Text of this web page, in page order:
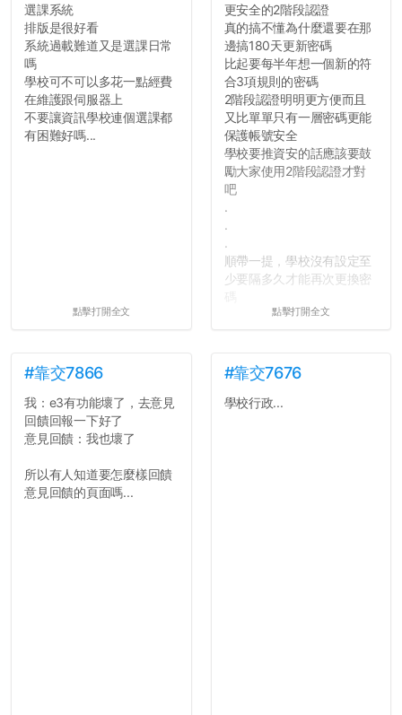
選課系統
排版是很好看
系統過載難道又是選課日常
嗎
學校可不可以多花一點經費
在維護跟伺服器上
不要讓資訊學校連個選課都
有困難好嗎...
點擊打開全文
更安全的2階段認證
真的搞不懂為什麼還要在那
邊搞180天更新密碼
比起要每半年想一個新的符
合3項規則的密碼
2階段認證明明更方便而且
又比單單只有一層密碼更能
保護帳號安全
學校要推資安的話應該要鼓
勵大家使用2階段認證才對
吧
.
.
.
順帶一提，學校沒有設定至
少要隔多久才能再次更換密
所以只要重新設定4次密碼
真是安全呢...
點擊打開全文
#靠交7866
我：e3有功能壞了，去意見
回饋回報一下好了
意見回饋：我也壞了
所以有人知道要怎麼樣回饋
意見回饋的頁面嗎...
#靠交7676
學校行政...